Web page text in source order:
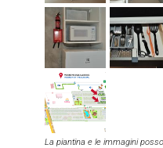
La piantina e le immagini